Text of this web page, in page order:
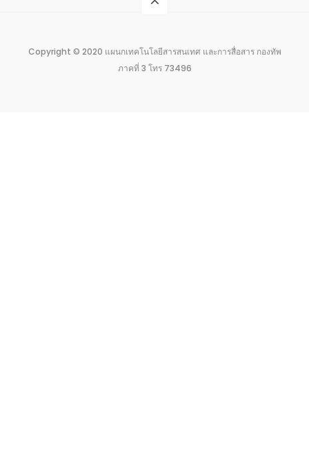
Copyright © 2020 แผนกเทคโนโลยีสารสนเทศ และการสื่อสาร กองทัพ
ภาคที่ 3 โทร 73496